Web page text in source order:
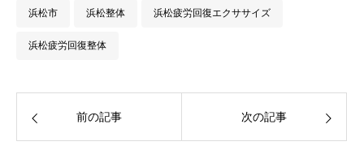
浜松市 浜松整体 浜松疲労回復エクササイズ
浜松疲労回復整体
前の記事 次の記事